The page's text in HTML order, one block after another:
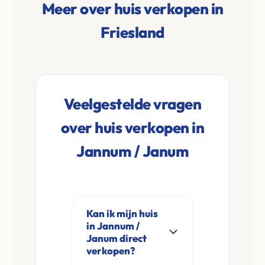
Meer over huis verkopen in
Friesland
Veelgestelde vragen
over huis verkopen in
Jannum / Janum
Kan ik mijn huis
in Jannum /
Janum direct
verkopen?